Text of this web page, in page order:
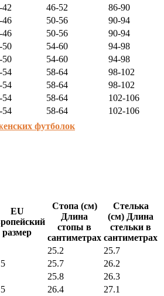
42 46-52
86-90
46 50-56
90-94
46 50-56
90-94
50 54-60
94-98
50 54-60
94-98
54 58-64
98-102
54 58-64
98-102
54 58-64
102-106
54 58-64 102-106
футболок
EU
размер
Стопа (см)
Длина
стопы в
сантиметрах
Стелька
(см) Длина
стельки в
сантиметрах
25.2
25.7
25.7
26.2
25.8
26.3
26.4
27.1